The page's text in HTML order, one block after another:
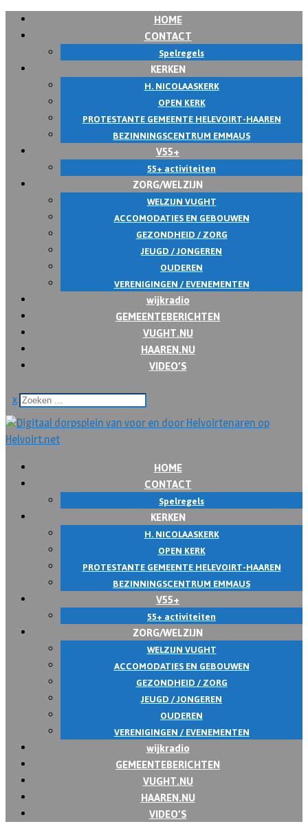
Skip
HOME
CONTACT
Spelregels
KERKEN
H. NICOLAASKERK
OPEN KERK
PROTESTANTE GEMEENTE HELEVOIRT-HAAREN
BEZINNINGSCENTRUM EMMAUS
V55+
55+ activiteiten
ZORG/WELZIJN
WELZIJN VUGHT
ACCOMODATIES EN GEBOUWEN
GEZONDHEID / ZORG
JEUGD / JONGEREN
OUDEREN
VERENIGINGEN / EVENEMENTEN
wijkradio
GEMEENTEBERICHTEN
VUGHT.NU
HAAREN.NU
VIDEO’S
x
HOME
CONTACT
Spelregels
KERKEN
H. NICOLAASKERK
OPEN KERK
PROTESTANTE GEMEENTE HELEVOIRT-HAAREN
BEZINNINGSCENTRUM EMMAUS
V55+
55+ activiteiten
ZORG/WELZIJN
WELZIJN VUGHT
ACCOMODATIES EN GEBOUWEN
GEZONDHEID / ZORG
JEUGD / JONGEREN
OUDEREN
VERENIGINGEN / EVENEMENTEN
wijkradio
GEMEENTEBERICHTEN
VUGHT.NU
HAAREN.NU
VIDEO’S